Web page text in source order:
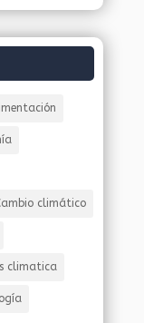
climático
climatica